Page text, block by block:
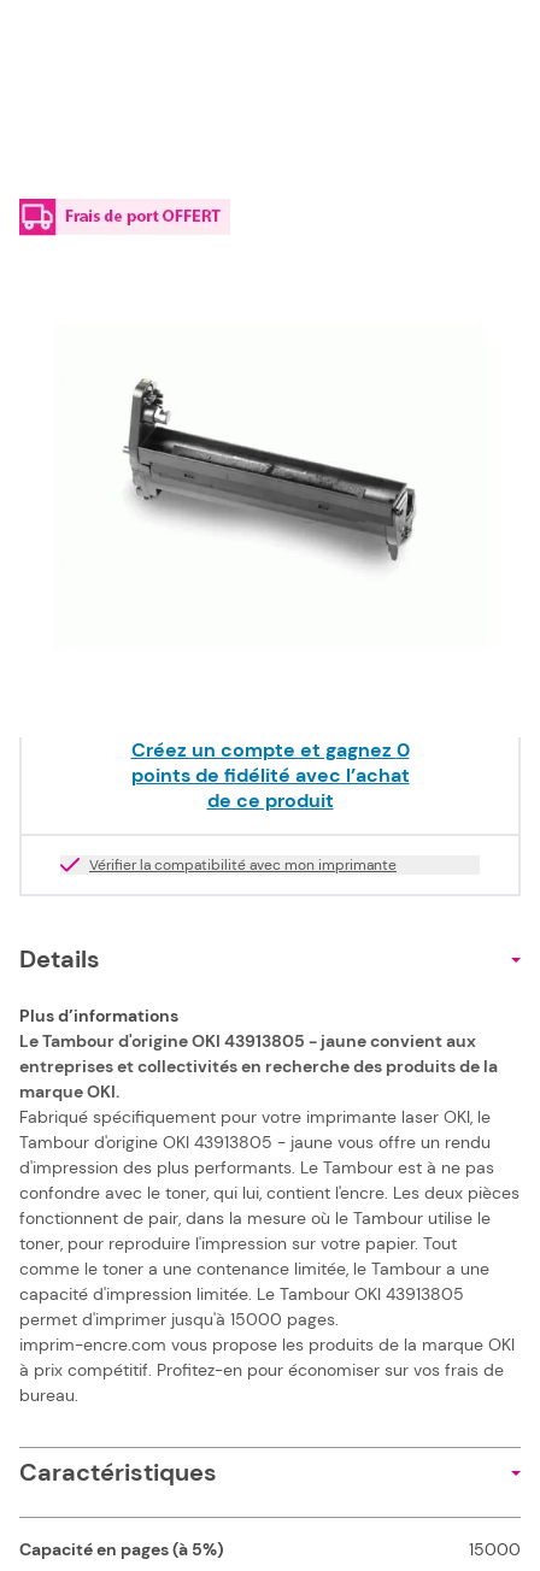
Capacité en pages (à 5%) :
43913805 OKI - jaune - kit tambour jaune de marque
150,00 €TTC
Créez un compte et gagnez 0
points de fidélité avec l’achat
de ce produit
Vérifier la compatibilité avec mon imprimante
Details
Plus d’informations
Le Tambour d'origine OKI 43913805 - jaune convient aux
entreprises et collectivités en recherche des produits de la
marque OKI.
Fabriqué spécifiquement pour votre imprimante laser OKI, le
Tambour d'origine OKI 43913805 - jaune vous offre un rendu
d'impression des plus performants. Le Tambour est à ne pas
confondre avec le toner, qui lui, contient l'encre. Les deux pièces
fonctionnent de pair, dans la mesure où le Tambour utilise le
toner, pour reproduire l'impression sur votre papier. Tout
comme le toner a une contenance limitée, le Tambour a une
capacité d'impression limitée. Le Tambour OKI 43913805
permet d'imprimer jusqu'à 15000 pages.
imprim-encre.com vous propose les produits de la marque OKI
à prix compétitif. Profitez-en pour économiser sur vos frais de
bureau.
Caractéristiques
Capacité en pages (à 5%) 15000